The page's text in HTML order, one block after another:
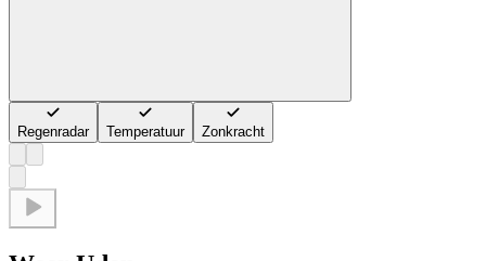
Regenradar Temperatuur Zonkracht